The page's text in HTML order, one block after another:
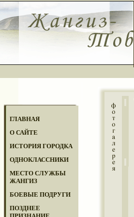
ГЛАВНАЯ
О САЙТЕ
ИСТОРИЯ ГОРОДКА
ОДНОКЛАССНИКИ
МЕСТО СЛУЖБЫ
ЖАНГИЗ
БОЕВЫЕ ПОДРУГИ
ПОЗДНЕЕ